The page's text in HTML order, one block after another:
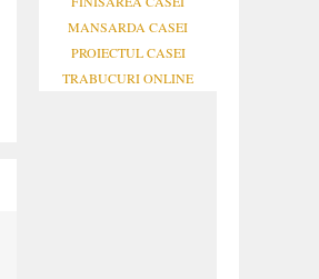
MANSARDA CASEI
PROIECTUL CASEI
TRABUCURI ONLINE